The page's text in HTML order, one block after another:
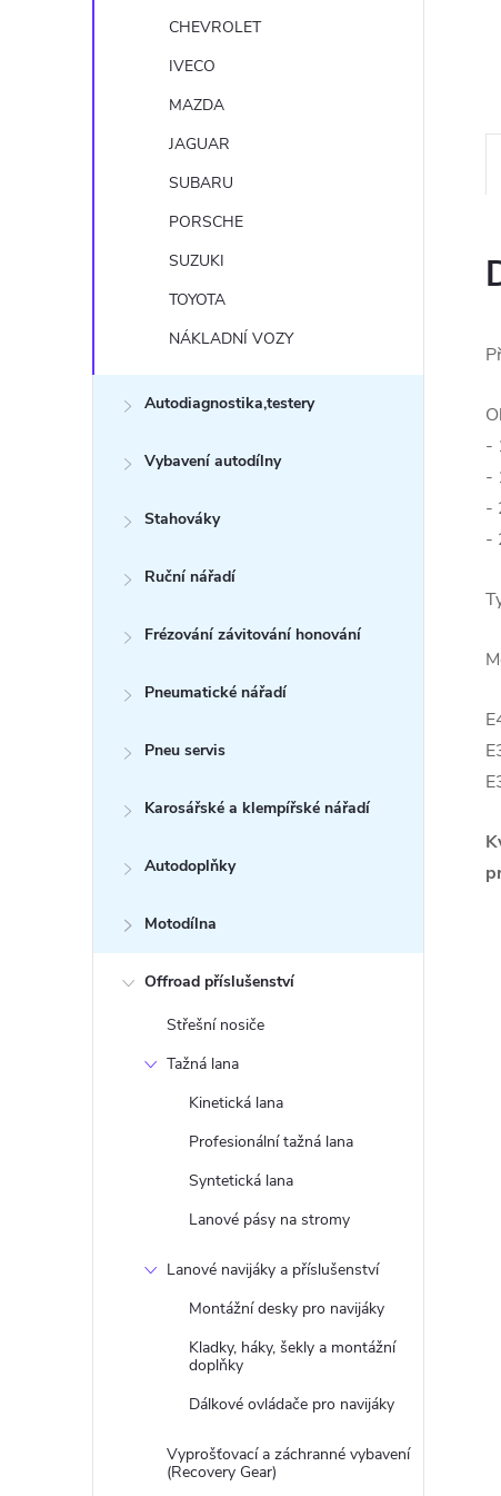
CHEVROLET
IVECO
MAZDA
JAGUAR
SUBARU
PORSCHE
SUZUKI
TOYOTA
NÁKLADNÍ VOZY
Autodiagnostika,testery
Vybavení autodílny
Stahováky
Ruční nářadí
Frézování závitování honování
Pneumatické nářadí
Pneu servis
Karosářské a klempířské nářadí
Autodoplňky
Motodílna
Offroad příslušenství
Střešní nosiče
Tažná lana
Kinetická lana
Profesionální tažná lana
Syntetická lana
Lanové pásy na stromy
Lanové navijáky a příslušenství
Montážní desky pro navijáky
Kladky, háky, šekly a montážní
doplňky
Dálkové ovládače pro navijáky
Vyprošťovací a záchranné vybavení
(Recovery Gear)
-
-
-
-